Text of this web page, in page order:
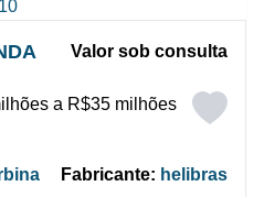
Valor sob consulta
a R$35 milhões
Fabricante: helibras